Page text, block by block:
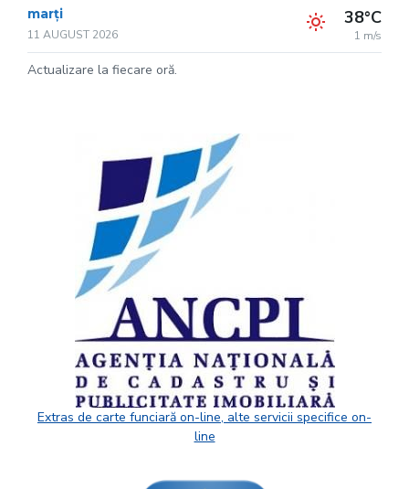
marți
11 AUGUST 2026
38°C
1 m/s
Actualizare la fiecare oră.
Extras de carte funciară on-line, alte servicii specifice on-
line